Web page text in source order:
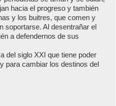
hacia el progreso y también
y los buitres, que comen y
soportarse. Al desentrañar el
a defendernos de sus
del siglo XXI que tiene poder
para cambiar los destinos del